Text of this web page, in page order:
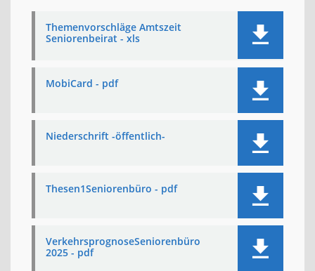
Themenvorschläge Amtszeit
Seniorenbeirat - xls
MobiCard - pdf
Niederschrift -öffentlich-
Thesen1Seniorenbüro - pdf
VerkehrsprognoseSeniorenbüro
2025 - pdf